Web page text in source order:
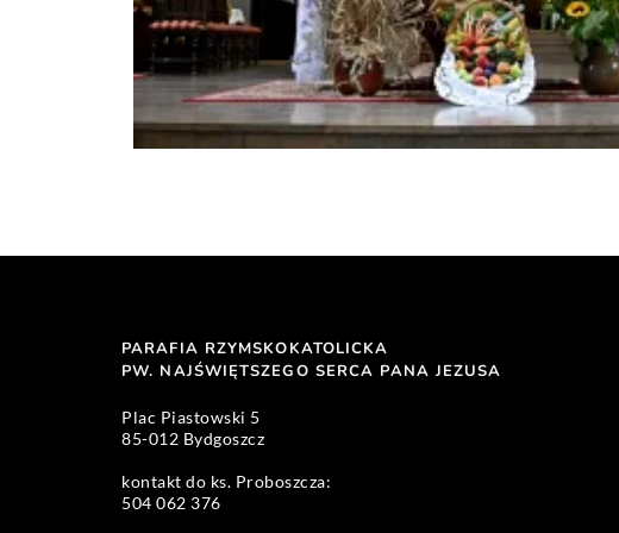
PARAFIA RZYMSKOKATOLICKA
PW. NAJŚWIĘTSZEGO SERCA PANA JEZUSA
Plac Piastowski 5
85-012 Bydgoszcz
kontakt do ks. Proboszcza:
504 062 376